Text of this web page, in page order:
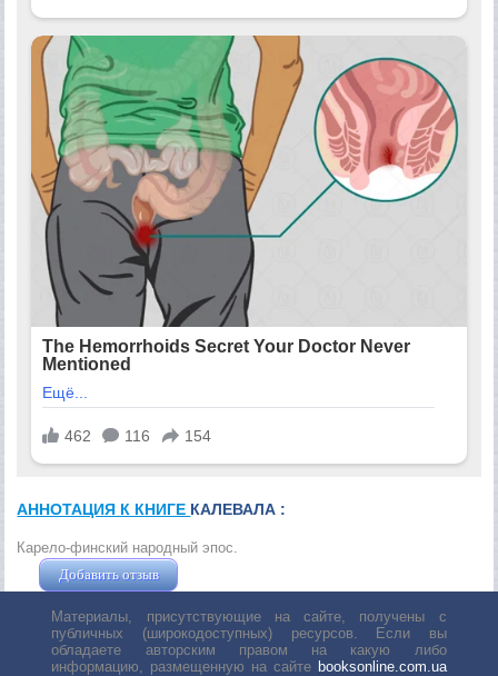
АННОТАЦИЯ К КНИГЕ КАЛЕВАЛА :
Карело-финский народный эпос.
Добавить отзыв
Материалы, присутствующие на сайте, получены с
публичных (широкодоступных) ресурсов. Если вы
обладаете авторским правом на какую либо
информацию, размещенную на сайте booksonline.com.ua